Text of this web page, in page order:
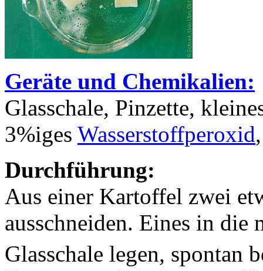
Geräte und Chemikalien:
Glasschale, Pinzette,
3%iges Wasserstoffperoxid
Durchführung:
Aus einer Kartoffel zwei
ausschneiden. Eines in die
Glasschale legen, spontan